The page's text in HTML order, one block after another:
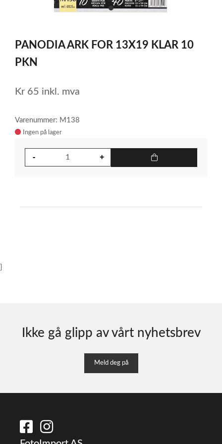
item
of
1
PANODIA ARK FOR 13X19 KLAR 10
PKN
Kr 65 inkl. mva
Varenummer: M138
Ingen på lager
}
Ikke gå glipp av vårt nyhetsbrev
Meld deg på